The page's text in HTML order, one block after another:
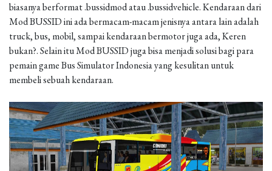
biasanya berformat .bussidmod atau .bussidvehicle. Kendaraan dari
Mod BUSSID ini ada bermacam-macam jenisnya antara lain adalah
truck, bus, mobil, sampai kendaraan bermotor juga ada, Keren
bukan?. Selain itu Mod BUSSID juga bisa menjadi solusi bagi para
pemain game Bus Simulator Indonesia yang kesulitan untuk
membeli sebuah kendaraan.